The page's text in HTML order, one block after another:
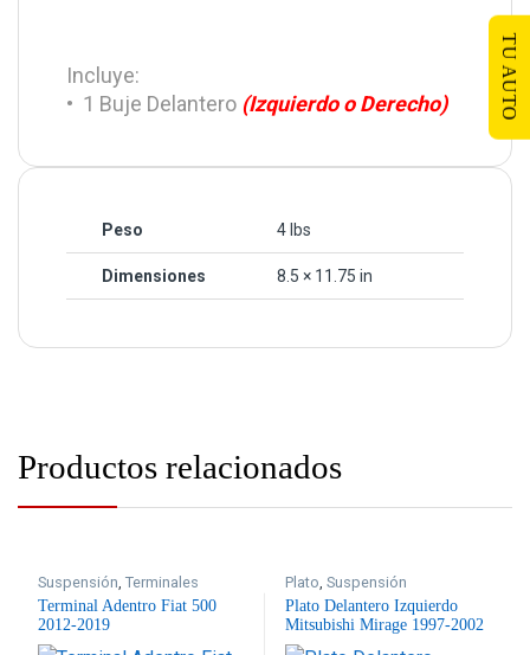
Incluye:
• 1 Buje Delantero (Izquierdo o Derecho)
Peso 4 lbs
Dimensiones 8.5 × 11.75 in
Productos relacionados
Suspensión,Terminales
Terminal Adentro Fiat 500
2012-2019
Plato,Suspensión
Plato Delantero Izquierdo
Mitsubishi Mirage 1997-2002
TU AUTO